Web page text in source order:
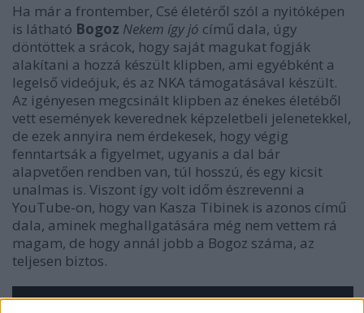
Ha már a frontember, Csé életéről szól a nyitóképen
is látható Bogoz Nekem így jó című dala, úgy
döntöttek a srácok, hogy saját magukat fogják
alakítani a hozzá készült klipben, ami egyébként a
legelső videójuk, és az NKA támogatásával készült.
Az igényesen megcsinált klipben az énekes életéből
vett események keverednek képzeletbeli jelenetekkel,
de ezek annyira nem érdekesek, hogy végig
fenntartsák a figyelmet, ugyanis a dal bár
alapvetően rendben van, túl hosszú, és egy kicsit
unalmas is. Viszont így volt időm észrevenni a
YouTube-on, hogy van Kasza Tibinek is azonos című
dala, aminek meghallgatására még nem vettem rá
magam, de hogy annál jobb a Bogoz száma, az
teljesen biztos.